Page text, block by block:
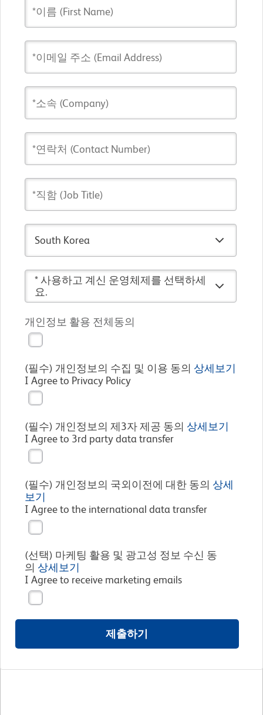
개인정보 활용 전체동의
(필수) 개인정보의 수집 및 이용 동의 상세보기
I Agree to Privacy Policy
(필수) 개인정보의 제3자 제공 동의 상세보기
I Agree to 3rd party data transfer
(필수) 개인정보의 국외이전에 대한 동의 상세
보기
I Agree to the international data transfer
(선택) 마케팅 활용 및 광고성 정보 수신 동
의 상세보기
I Agree to receive marketing emails
제출하기